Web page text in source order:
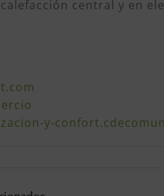
central y en
y-